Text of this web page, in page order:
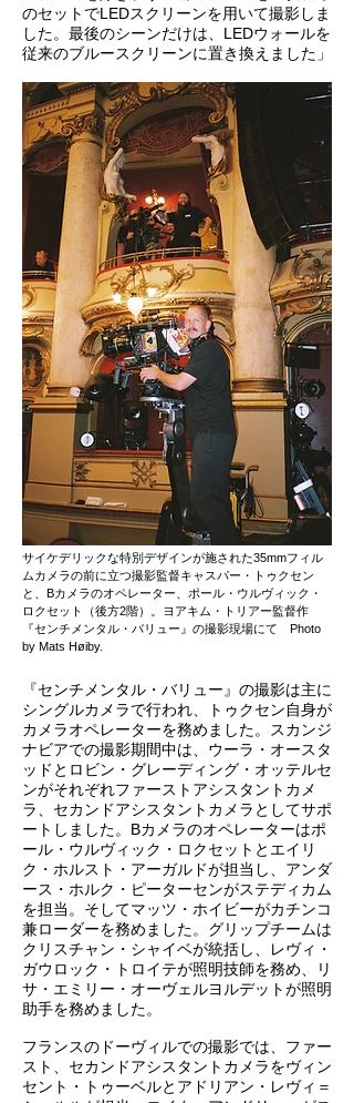
のセットでLEDスクリーンを用いて撮影しま
した。最後のシーンだけは、LEDウォールを
従来のブルースクリーンに置き換えました」
サイケデリックな特別デザインが施された35mmフィル
ムカメラの前に立つ撮影監督キャスパー・トゥクセン
と、Bカメラのオペレーター、ポール・ウルヴィック・
ロクセット（後方2階）。ヨアキム・トリアー監督作
『センチメンタル・バリュー』の撮影現場にて Photo
by Mats Høiby.
『センチメンタル・バリュー』の撮影は主に
シングルカメラで行われ、トゥクセン自身が
カメラオペレーターを務めました。スカンジ
ナビアでの撮影期間中は、ウーラ・オースタ
ッドとロビン・グレーディング・オッテルセ
ンがそれぞれファーストアシスタントカメ
ラ、セカンドアシスタントカメラとしてサポ
ートしました。Bカメラのオペレーターはポ
ール・ウルヴィック・ロクセットとエイリ
ク・ホルスト・アーガルドが担当し、アンダ
ース・ホルク・ピーターセンがステディカム
を担当。そしてマッツ・ホイビーがカチンコ
兼ローダーを務めました。グリップチームは
クリスチャン・シャイベが統括し、レヴィ・
ガウロック・トロイテが照明技師を務め、リ
サ・エミリー・オーヴェルヨルデットが照明
助手を務めました。
フランスのドーヴィルでの撮影では、ファー
スト、セカンドアシスタントカメラをヴィン
セント・トゥーベルとアドリアン・レヴィ＝